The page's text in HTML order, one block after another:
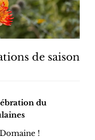
de saison
du
!